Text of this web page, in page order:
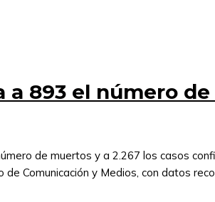
893 el número
de muertos y a 2.267 los casos
Comunicación y Medios, con datos